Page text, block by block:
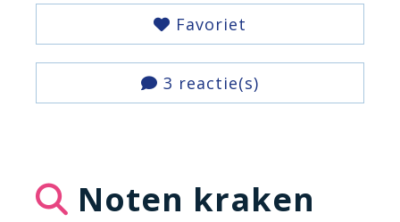
Favoriet
3 reactie(s)
Noten kraken